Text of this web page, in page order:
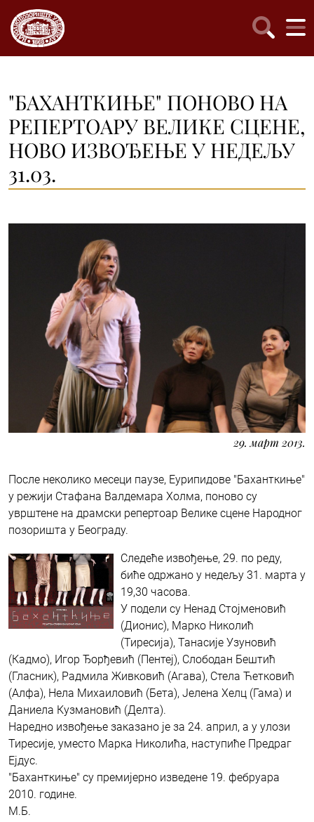
"БАХАНТКИЊЕ" ПОНОВО НА
РЕПЕРТОАРУ ВЕЛИКЕ СЦЕНЕ,
НОВО ИЗВОЂЕЊЕ У НЕДЕЉУ
31.03.
29. март 2013.
После неколико месеци паузе, Еурипидове "Баханткиње"
у режији Стафана Валдемара Холма, поново су
уврштене на драмски репертоар Велике сцене Народног
позоришта у Београду.
Следеће извођење, 29. по реду,
биће одржано у недељу 31. марта у
19,30 часова.
У подели су Ненад Стојменовић
(Дионис), Марко Николић
(Тиресија), Танасије Узуновић
(Кадмо), Игор Ђорђевић (Пентеј), Слободан Бештић
(Гласник), Радмила Живковић (Агава), Стела Ћетковић
(Алфа), Нела Михаиловић (Бета), Јелена Хелц (Гама) и
Даниела Кузмановић (Делта).
Наредно извођење заказано је за 24. април, а у улози
Тиресије, уместо Марка Николића, наступиће Предраг
Ејдус.
"Баханткиње" су премијерно изведене 19. фебруара
2010. године.
М.Б.